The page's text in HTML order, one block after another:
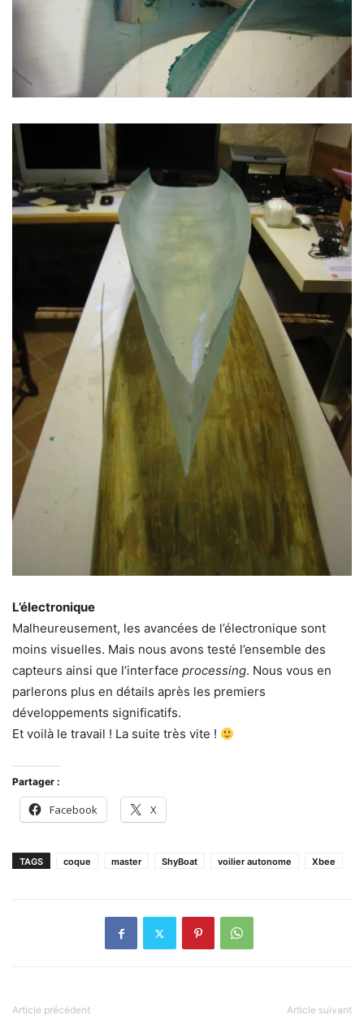
L’électronique
Malheureusement, les avancées de l’électronique sont
moins visuelles. Mais nous avons testé l’ensemble des
capteurs ainsi que l’interface processing. Nous vous en
parlerons plus en détails après les premiers
développements significatifs.
Et voilà le travail ! La suite très vite !
Partager :
Facebook X
TAGS coque master ShyBoat voilier autonome Xbee
Article précédent Article suivant